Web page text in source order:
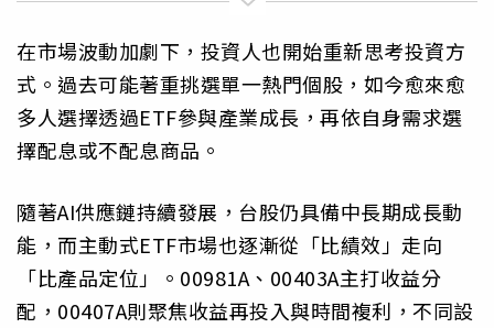
在市場波動加劇下，投資人也開始重新思考投資方
式。過去可能著重挑選單一熱門個股，如今愈來愈
多人選擇透過ETF參與產業成長，再依自身需求選
擇配息或不配息商品。
隨著AI供應鏈持續發展，台股仍具備中長期成長動
能，而主動式ETF市場也逐漸從「比績效」走向
「比產品定位」。00981A、00403A主打收益分
配，00407A則聚焦收益再投入與時間複利，不同設